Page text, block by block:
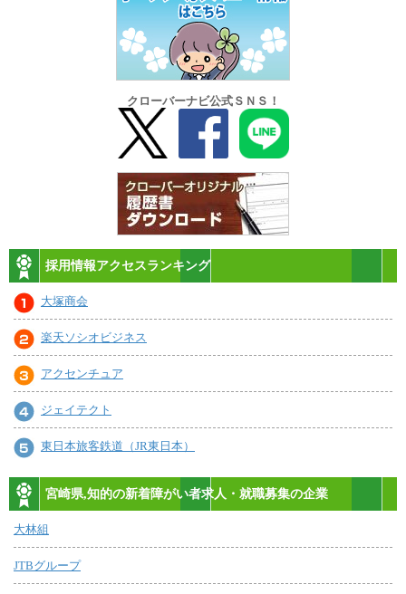
クローバーナビ公式ＳＮＳ！
採用情報アクセスランキング
大塚商会
楽天ソシオビジネス
アクセンチュア
ジェイテクト
東日本旅客鉄道（JR東日本）
宮崎県,知的の新着障がい者求人・就職募集の企業
大林組
JTBグループ